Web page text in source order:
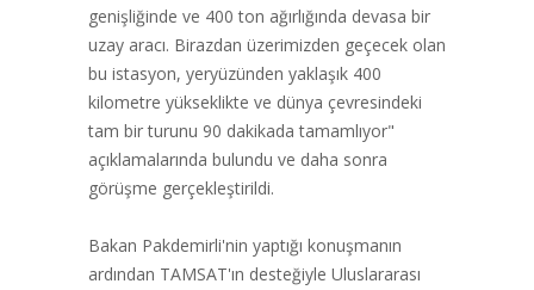
genişliğinde ve 400 ton ağırlığında devasa bir
uzay aracı. Birazdan üzerimizden geçecek olan
bu istasyon, yeryüzünden yaklaşık 400
kilometre yükseklikte ve dünya çevresindeki
tam bir turunu 90 dakikada tamamlıyor"
açıklamalarında bulundu ve daha sonra
görüşme gerçekleştirildi.
Bakan Pakdemirli'nin yaptığı konuşmanın
ardından TAMSAT'ın desteğiyle Uluslararası